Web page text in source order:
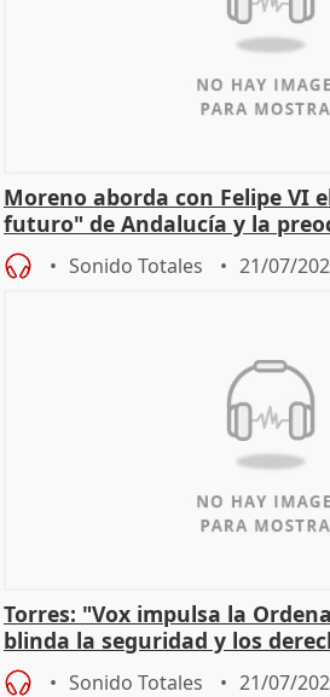
Moreno aborda con Felipe VI
futuro" de Andalucía y la
incendios
Sonido Totales 21/07/
Torres: "Vox impulsa la
blinda la seguridad y los
control"
Sonido Totales 21/07/